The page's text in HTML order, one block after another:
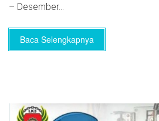
– Desember...
Baca Selengkapnya